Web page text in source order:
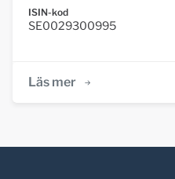
ISIN-kod
SE0029300995
Läs mer